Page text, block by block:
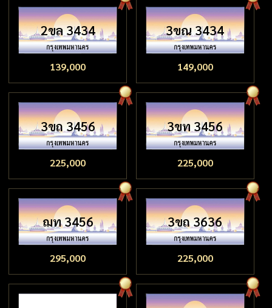
2ขล 3434
139,000
3ขณ 3434
149,000
3ขถ 3456
225,000
3ขท 3456
225,000
ฌท 3456
295,000
3ขถ 3636
225,000